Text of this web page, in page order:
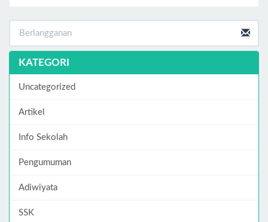
KATEGORI
Uncategorized
Artikel
Info Sekolah
Pengumuman
Adiwiyata
SSK